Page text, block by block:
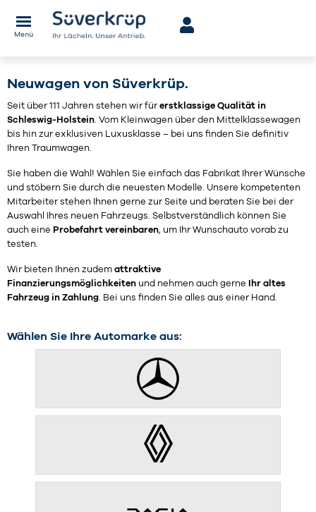
Menü
Neuwagen von Süverkrüp.
Seit über 111 Jahren stehen wir fürerstklassige Qualität in
Schleswig-Holstein. Vom Kleinwagen über den Mittelklassewagen
bis hin zur exklusiven Luxusklasse – bei uns finden Sie definitiv
Ihren Traumwagen.
Sie haben die Wahl! Wählen Sie einfach das Fabrikat Ihrer Wünsche
und stöbern Sie durch die neuesten Modelle. Unsere kompetenten
Mitarbeiter stehen Ihnen gerne zur Seite und beraten Sie bei der
Auswahl Ihres neuen Fahrzeugs. Selbstverständlich können Sie
auch eine Probefahrt vereinbaren, um Ihr Wunschauto vorab zu
testen.
Wir bieten Ihnen zudem attraktive
Finanzierungsmöglichkeiten und nehmen auch gerne
Ihr altes
Fahrzeug in Zahlung. Bei uns finden Sie alles aus einer Hand.
Wählen Sie Ihre Automarke aus: